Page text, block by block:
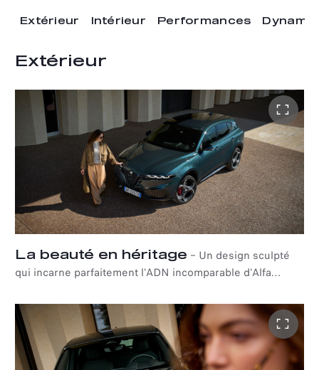
Extérieur Intérieur Performances
Extérieur
La beauté en héritage – Un design sculpté
qui incarne parfaitement l'ADN incomparable d'Alfa
travers des proportions équilibrées et des éléments de
design emblématiques. Chaque détail est conçu dans un
but précis, où style et fonctionnalité se marient
harmonieusement.